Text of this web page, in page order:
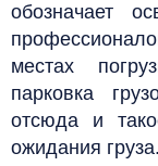
обозначает
местах
парковка
отсюда и
ожидания груза.